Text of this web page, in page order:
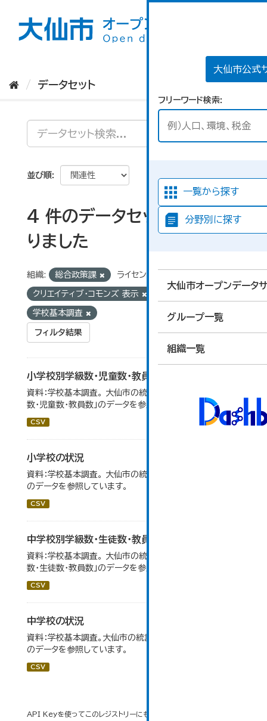
大仙市公式
フリーワード検索
一覧から探す
分野別に探す
大仙市オープンデータ
グループ一覧
組織一覧
データセット
並び順
4 件のデータセットが見つか
りました
組織: 総合政策課 ライセンス:
クリエイティブ・コモンズ 表示
学校基本調査
フィルタ結果
小学校別学級数・児童数・教員数
資料：学校基本調査。 大仙市の統計「14-4 小学校別学級
数・児童数・教員数」のデータを参照しています。
CSV
小学校の状況
資料：学校基本調査。 大仙市の統計「14-3 小学校の状況」
のデータを参照しています。
CSV
中学校別学級数・生徒数・教員数
資料：学校基本調査。 大仙市の統計「14-6 中学校別学級
数・生徒数・教員数」のデータを参照しています。
CSV
中学校の状況
資料：学校基本調査。大仙市の統計「14-5 中学校の状況」
のデータを参照しています。
CSV
API Keyを使ってこのレジストリーにもアクセス可能です